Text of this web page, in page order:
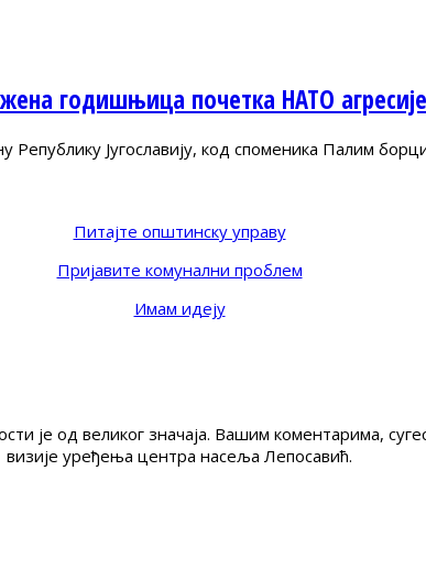
годишњица почетка НАТО агресије
Југославију, код споменика Палим
Питајте општинску управу
Пријавите комунални проблем
Имам идеју
је од великог значаја. Вашим коментарима,
визије уређења центра насеља Лепосавић.